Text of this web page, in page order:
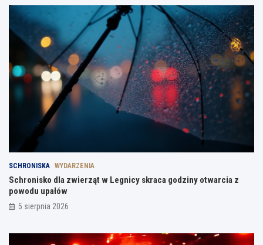
SCHRONISKA WYDARZENIA
Schronisko dla zwierząt w Legnicy skraca godziny otwarcia z
powodu upałów
5 sierpnia 2026